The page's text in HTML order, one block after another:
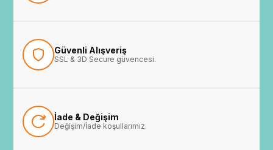
Güvenli Alışveriş
SSL & 3D Secure güvencesi.
İade & Değişim
Değişim/İade koşullarımız.